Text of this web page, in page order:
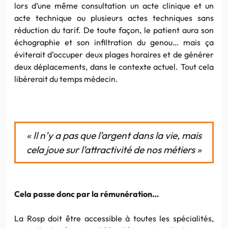
lors d’une même consultation un acte clinique et un
acte technique ou plusieurs actes techniques sans
réduction du tarif. De toute façon, le patient aura son
échographie et son infiltration du genou… mais ça
éviterait d’occuper deux plages horaires et de générer
deux déplacements, dans le contexte actuel. Tout cela
libérerait du temps médecin.
« Il n’y a pas que l’argent dans la vie, mais
cela joue sur l’attractivité de nos métiers »
Cela passe donc par la rémunération…
La Rosp doit être accessible à toutes les spécialités,